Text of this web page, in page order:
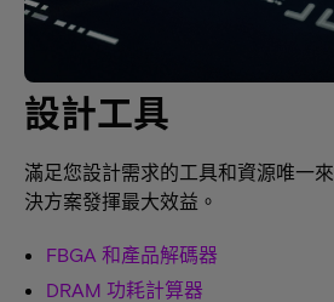
設計工具
滿足您設計需求的工具和資源唯一
決方案發揮最大效益。
FBGA 和產品解碼器
DRAM 功耗計算器